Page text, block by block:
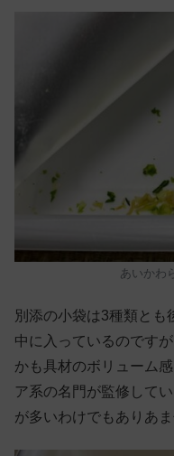
あいかわ
別添の小袋は3種類とも
中に入っているのです
かも具材のボリューム
ア系の名門が監修して
が多いわけでもありあ